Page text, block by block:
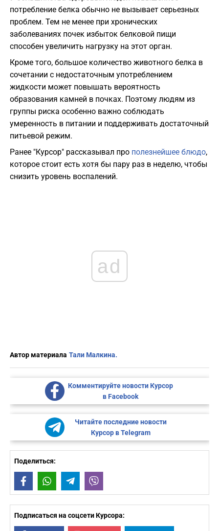
потребление белка обычно не вызывает серьезных
проблем. Тем не менее при хронических
заболеваниях почек избыток белковой пищи
способен увеличить нагрузку на этот орган.
Кроме того, большое количество животного белка в
сочетании с недостаточным употреблением
жидкости может повышать вероятность
образования камней в почках. Поэтому людям из
группы риска особенно важно соблюдать
умеренность в питании и поддерживать достаточный
питьевой режим.
Ранее "Курсор" рассказывал про полезнейшее блюдо,
которое стоит есть хотя бы пару раз в неделю, чтобы
снизить уровень воспалений.
ad
Автор материала Тали Малкина.
Комментируйте новости Курсор
в Facebook
Читайте последние новости
Курсор в Telegram
Поделиться:
FacebookWhatsAppTelegram
Подписаться на соцсети Курсора: